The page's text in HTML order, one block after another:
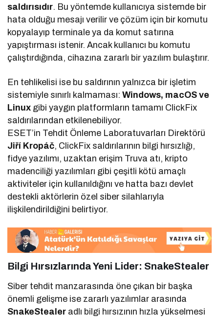
saldırısıdır. Bu yöntemde kullanıcıya sistemde bir
hata olduğu mesajı verilir ve çözüm için bir komutu
kopyalayıp terminale ya da komut satırına
yapıştırması istenir. Ancak kullanıcı bu komutu
çalıştırdığında, cihazına zararlı bir yazılım bulaştırır.
En tehlikelisi ise bu saldırının yalnızca bir işletim
sistemiyle sınırlı kalmaması:Windows, macOS ve
Linux gibi yaygın platformların tamamı ClickFix
saldırılarından etkilenebiliyor.
ESET’in Tehdit Önleme Laboratuvarları Direktörü
Jiří Kropáč, ClickFix saldırılarının bilgi hırsızlığı,
fidye yazılımı, uzaktan erişim Truva atı, kripto
madenciliği yazılımları gibi çeşitli kötü amaçlı
aktiviteler için kullanıldığını ve hatta bazı devlet
destekli aktörlerin özel siber silahlarıyla
ilişkilendirildiğini belirtiyor.
Bilgi Hırsızlarında Yeni Lider: SnakeStealer
Siber tehdit manzarasında öne çıkan bir başka
önemli gelişme ise zararlı yazılımlar arasında
SnakeStealer adlı bilgi hırsızının hızla yükselmesi